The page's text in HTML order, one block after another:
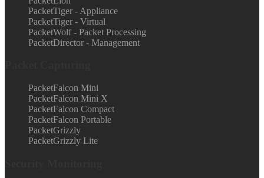
PacketTiger - Appliance
PacketTiger - Virtual
PacketWolf - Packet Processing
PacketDirector - Management
PacketFalcon Mini
PacketFalcon Mini X
PacketFalcon Compact
PacketFalcon Portable
PacketGrizzly
PacketGrizzly Lite